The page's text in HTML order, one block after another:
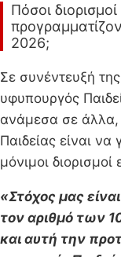
Πόσοι
2026;
Σε συνέντευξή
υφυπουργός
ανάμεσα σε άλλα,
Παιδείας είναι
μόνιμοι
«Στόχος μας
τον αριθμό των
και αυτή την